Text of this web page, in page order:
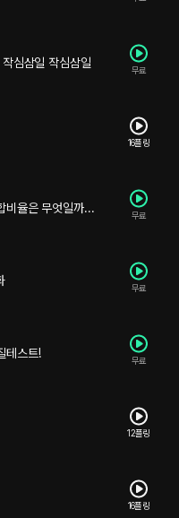
심삼일 작심삼일 무료
16플링
비율은 무엇일까... 무료
무료
테스트! 무료
12플링
16플링